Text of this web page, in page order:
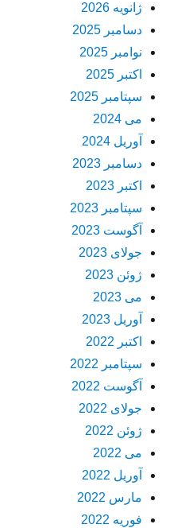
ژانویه 2026
دسامبر 2025
نوامبر 2025
اکتبر 2025
سپتامبر 2025
می 2024
آوریل 2024
دسامبر 2023
اکتبر 2023
سپتامبر 2023
آگوست 2023
جولای 2023
ژوئن 2023
می 2023
آوریل 2023
اکتبر 2022
سپتامبر 2022
آگوست 2022
جولای 2022
ژوئن 2022
می 2022
آوریل 2022
مارس 2022
فوریه 2022